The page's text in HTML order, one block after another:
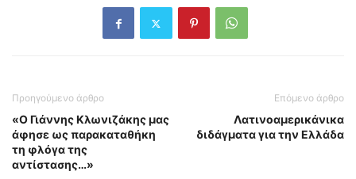
Προηγούμενο άρθρο
«Ο Γιάννης Κλωνιζάκης μας
άφησε ως παρακαταθήκη
τη φλόγα της
αντίστασης…»
Επόμενο άρθρο
Λατινοαμερικάνικα
διδάγματα για την Ελλάδα